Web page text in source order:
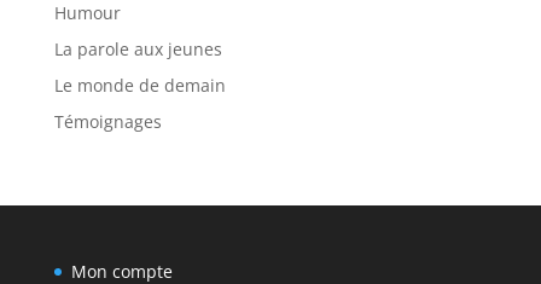
Humour
La parole aux jeunes
Le monde de demain
Témoignages
Mon compte